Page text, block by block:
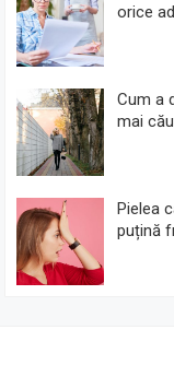
orice
Cum a
mai
Pielea
puțină